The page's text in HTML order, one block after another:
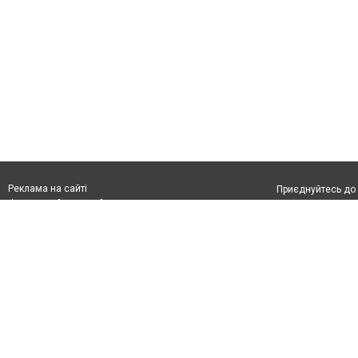
Реклама на сайті
Франшиза "CitySites"
Приєднуйтесь до